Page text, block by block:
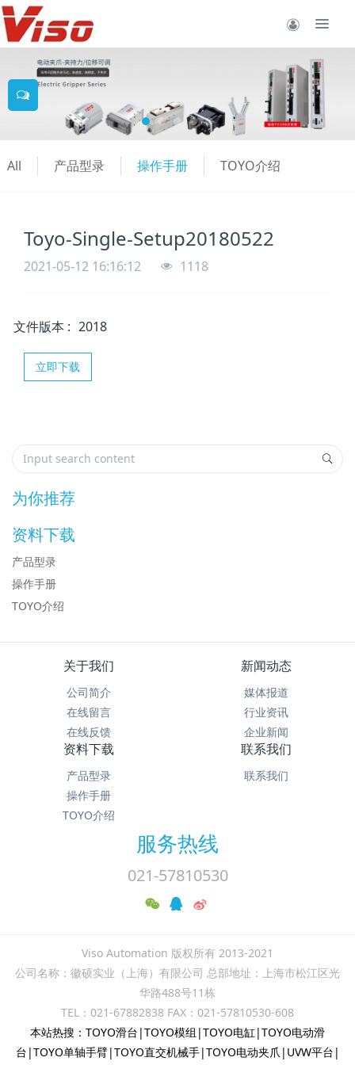
All 产品型录 操作手册 TOYO介绍
Toyo-Single-Setup20180522
2021-05-12 16:16:12 1118
文件版本 : 2018
立即下载
为你推荐
资料下载
产品型录
操作手册
TOYO介绍
关于我们
公司简介
在线留言
在线反馈
新闻动态
媒体报道
行业资讯
企业新闻
资料下载
产品型录
操作手册
TOYO介绍
联系我们
联系我们
服务热线
021-57810530
Viso Automation 版权所有 2013-2021
公司名称：徽硕实业（上海）有限公司 总部地址：上海市松江区光
华路488号11栋
TEL：021-67882838 FAX：021-57810530-608
本站热搜：TOYO滑台|TOYO模组|TOYO电缸|TOYO电动滑
台|TOYO单轴手臂|TOYO直交机械手|TOYO电动夹爪|UVW平台|